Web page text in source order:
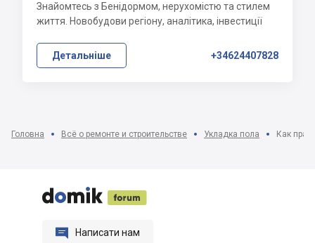
Знайомтесь з Бенідормом, нерухомістю та стилем
життя. Новобудови регіону, аналітика, інвестиції
Детальніше +34624407828
Головна Всё о ремонте и строительстве Укладка пола Как


 

 Написати нам